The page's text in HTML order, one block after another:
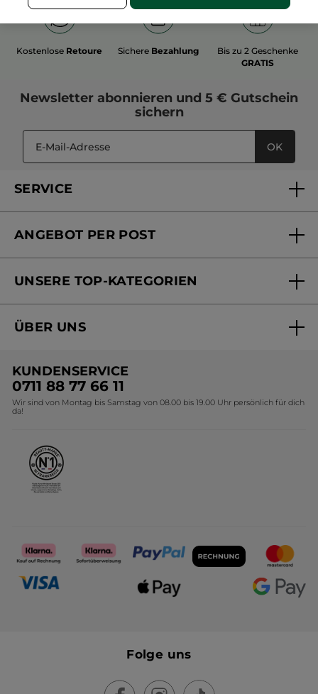
Kostenlose Retoure Sichere Bezahlung
Bis zu 2 Geschenke
GRATIS
Newsletter abonnieren und 5 € Gutschein
sichern
OK
SERVICE
Mein Konto
Online Preisliste
ANGEBOT PER POST
Versandhandel Preisliste
UNSERE TOP-KATEGORIEN
Black Friday Yves Rocher
Geschenkideen Yves Rocher
Kollektion Monoi Yves Rocher
ÜBER UNS
Umweltstiftung YR
Affiliate Programm
KUNDENSERVICE
0711 88 77 66 11
Wir sind von Montag bis Samstag von 08.00 bis 19.00 Uhr persönlich für dich
da!
Folge uns